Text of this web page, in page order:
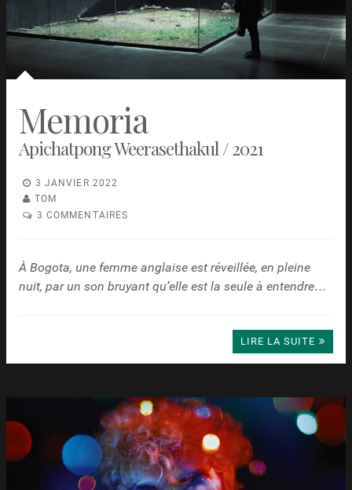
Memoria
Apichatpong Weerasethakul / 2021
3 JANVIER 2022
TOM
3 COMMENTAIRES
À Bogota, une femme anglaise est réveillée, en pleine
nuit, par un son bruyant qu’elle est la seule à entendre…
LIRE LA SUITE